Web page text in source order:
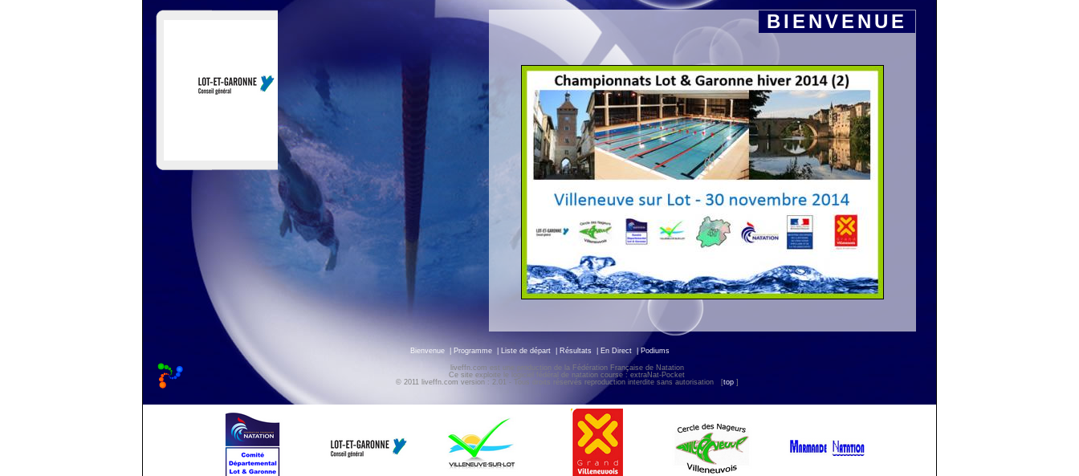
BIENVENUE
Bienvenue Programme Liste de départ Résultats En Direct |Podiums
liveffn.com est une production de la Fédération Française de Natation
Ce site exploite le logiciel fédéral de natation course : extraNat-Pocket
© 2011 liveffn.com version : 2.01 - Tous droits réservés reproduction interdite sans autorisation
[top ]